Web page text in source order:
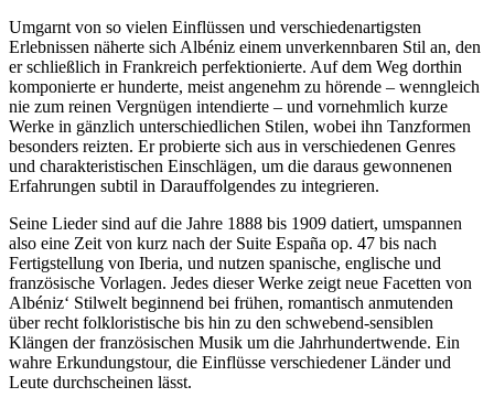
Umgarnt von so vielen Einflüssen und verschiedenartigsten
Erlebnissen näherte sich Albéniz einem unverkennbaren Stil an, den
er schließlich in Frankreich perfektionierte. Auf dem Weg dorthin
komponierte er hunderte, meist angenehm zu hörende – wenngleich
nie zum reinen Vergnügen intendierte – und vornehmlich kurze
Werke in gänzlich unterschiedlichen Stilen, wobei ihn Tanzformen
besonders reizten. Er probierte sich aus in verschiedenen Genres
und charakteristischen Einschlägen, um die daraus gewonnenen
Erfahrungen subtil in Darauffolgendes zu integrieren.
Seine Lieder sind auf die Jahre 1888 bis 1909 datiert, umspannen
also eine Zeit von kurz nach der Suite España op. 47 bis nach
Fertigstellung von Iberia, und nutzen spanische, englische und
französische Vorlagen. Jedes dieser Werke zeigt neue Facetten von
Albéniz‘ Stilwelt beginnend bei frühen, romantisch anmutenden
über recht folkloristische bis hin zu den schwebend-sensiblen
Klängen der französischen Musik um die Jahrhundertwende. Ein
wahre Erkundungstour, die Einflüsse verschiedener Länder und
Leute durchscheinen lässt.